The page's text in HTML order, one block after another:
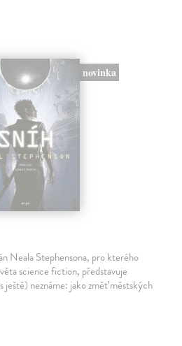
novinka
Neala Stephensona, pro kterého
science fiction, představuje
neznáme: jako změť městských